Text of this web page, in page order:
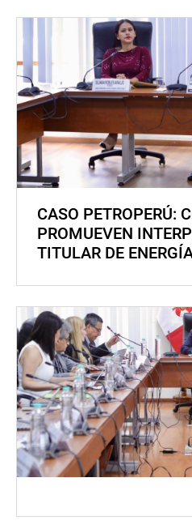
CASO PETROPERÚ:
PROMUEVEN
TITULAR DE